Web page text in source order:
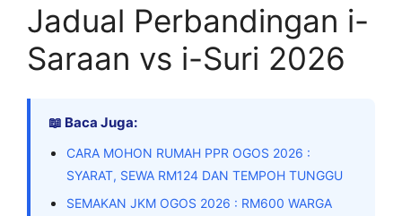
Jadual Perbandingan i-
Saraan vs i-Suri 2026
📖 Baca Juga:
CARA MOHON RUMAH PPR OGOS 2026 :
SYARAT, SEWA RM124 DAN TEMPOH TUNGGU
SEMAKAN JKM OGOS 2026 : RM600 WARGA